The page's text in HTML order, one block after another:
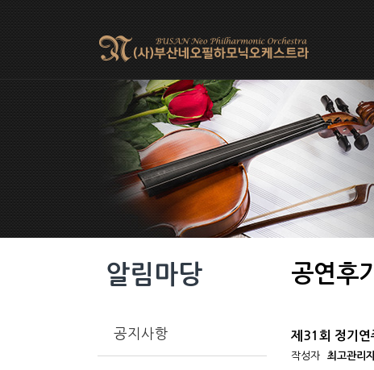
알림마당
공지사항
공연후기
제31회 정기연
작성자 최고관리